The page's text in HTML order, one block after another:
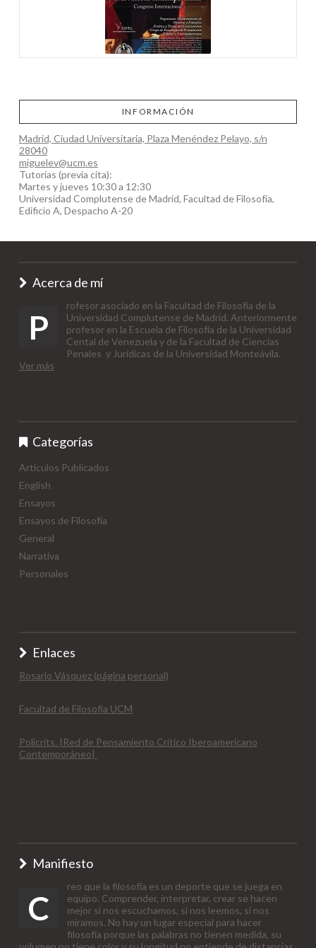
INFORMACIÓN
Madrid, Ciudad Universitaria, Plaza Menéndez Pelayo, s/n
28040
miguelev@ucm.es
Tutorías (previa cita):
Martes y jueves 10:30 a 12:30
Universidad Complutense de Madrid, Facultad de Filosofía,
Edificio A, Despacho A-20
Acerca de mí
P
rofesor asociado en la Facultad de Filosofía de la
Universidad Complutense de Madrid. Anteriormente
profesor en la Escuela de Filosofía de la Universidad
Cental de Venezuela y de la Facultad de Ciencias
Penales y Jurídicas de la Universidad Monteávila.
Ver más
Categorías
Artículos Publicados
English
Ensayos
Ensayos de Filosofía
General
Narrativa
Personales
Enlaces
Rosario Vásquez (página personal)
Facultad de Filosofía UCM
Policrits. |Red de Pensamiento Crítico Iberoamericano
Contemporáneo|
Manifiesto
C
reo que la filosofía es un deporte que se juega en
equipo. Comprender, interpretar, crear se hacen
mejor si nos escuchamos, si nos leemos, si nos
miramos. No hay un lugar especial para hacer
filosofía porque las palabras no tienen medida, su